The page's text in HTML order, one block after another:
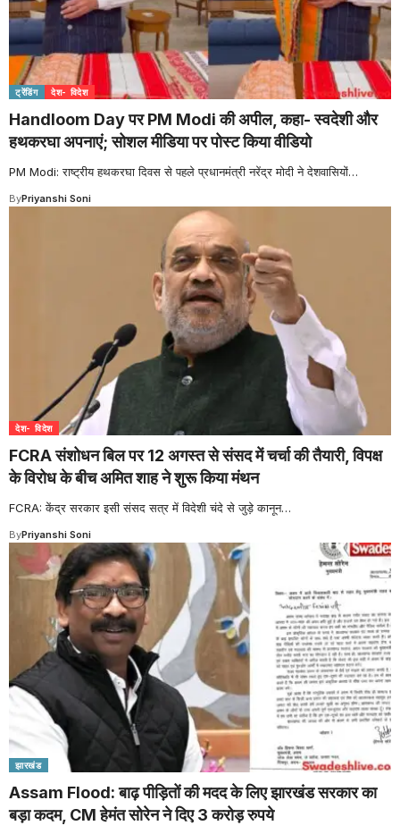
ट्रेंडिंग देश- विदेश
Handloom Day पर PM Modi की अपील, कहा- स्वदेशी और
हथकरघा अपनाएं; सोशल मीडिया पर पोस्ट किया वीडियो
PM Modi: राष्ट्रीय हथकरघा दिवस से पहले प्रधानमंत्री नरेंद्र मोदी ने देशवासियों…
ByPriyanshi Soni
देश- विदेश
FCRA संशोधन बिल पर 12 अगस्त से संसद में चर्चा की तैयारी, विपक्ष
के विरोध के बीच अमित शाह ने शुरू किया मंथन
FCRA: केंद्र सरकार इसी संसद सत्र में विदेशी चंदे से जुड़े कानून…
ByPriyanshi Soni
झारखंड
Assam Flood: बाढ़ पीड़ितों की मदद के लिए झारखंड सरकार का
बड़ा कदम, CM हेमंत सोरेन ने दिए 3 करोड़ रुपये